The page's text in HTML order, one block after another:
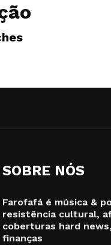
SOBRE NÓS
Farofafá é música &
resistência cultural,
coberturas hard
finanças